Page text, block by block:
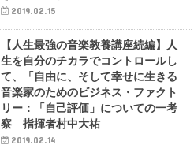
2019.02.15
【人生最強の音楽教養講座続編】人
生を自分のチカラでコントロールし
て、「自由に、そして幸せに生きる
音楽家のためのビジネス・ファクト
リー：「自己評価」についての一考
察 指揮者村中大祐
2019.02.14